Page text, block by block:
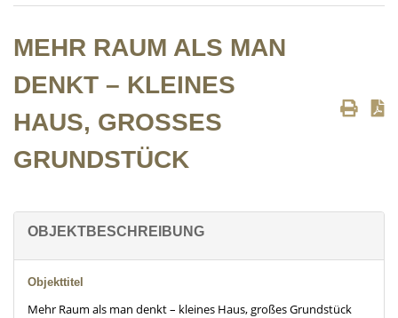
MEHR RAUM ALS MAN
DENKT – KLEINES
HAUS, GROSSES G
RUNDSTÜCK
OBJEKTBESCHREIBUNG
Objekttitel
Mehr Raum als man denkt – kleines Haus, großes Grundstück